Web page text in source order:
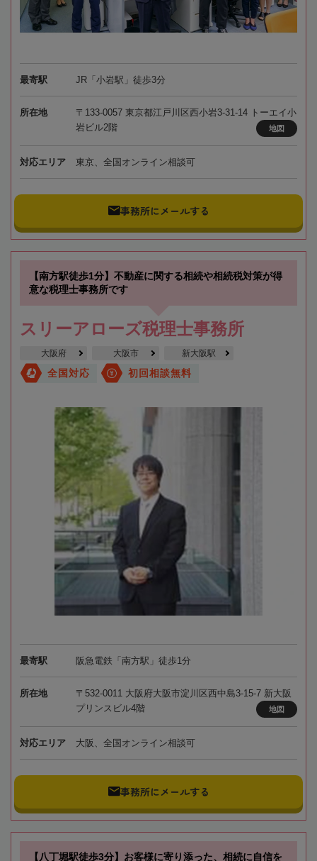
最寄駅 JR「小岩駅」徒歩3分
所在地
〒133-0057 東京都江戸川区西小岩3-31-14 トーエイ小
岩ビル2階
地図
対応エリア 東京、全国オンライン相談可
事務所にメールする
【南方駅徒歩1分】不動産に関する相続や相続税対策が得
意な税理士事務所です
スリーアローズ税理士事務所
大阪府 大阪市 新大阪駅
全国対応 初回相談無料
最寄駅 阪急電鉄「南方駅」徒歩1分
所在地
〒532-0011 大阪府大阪市淀川区西中島3-15-7 新大阪
プリンスビル4階
地図
対応エリア 大阪、全国オンライン相談可
事務所にメールする
【八丁堀駅徒歩3分】お客様に寄り添った、相続に自信を